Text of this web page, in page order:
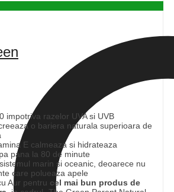
impotriva razelor UVA si UVB
o bariera naturala superioara de
E calmeaza si hidrateaza
pana la 80 de minute
marin si oceanic, deoarece nu
care polueaza apele
Aur pentru cel mai bun produs de